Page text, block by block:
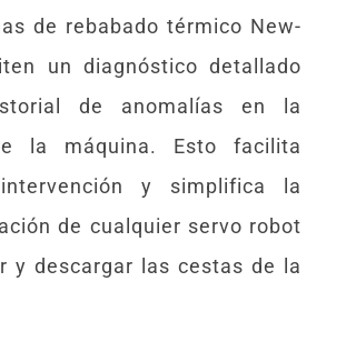
de rebabado térmico New-
un diagnóstico detallado
de anomalías en la
la máquina. Esto facilita
y simplifica la
de cualquier servo robot
y descargar las cestas de la